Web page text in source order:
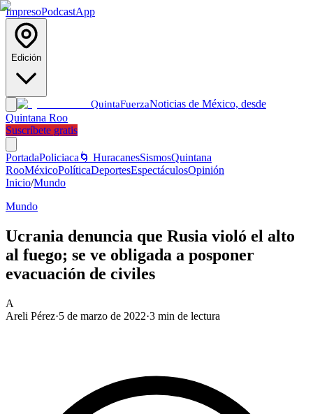
ImpresoPodcastApp
Edición
QuintaFuerzaNoticias de México, desde
Quintana Roo
Suscríbete gratis
PortadaPoliciaca 🌀 HuracanesSismosQuintana
RooMéxicoPolíticaDeportesEspectáculosOpinión
Inicio/Mundo
Mundo
Ucrania denuncia que Rusia violó el alto
al fuego; se ve obligada a posponer
evacuación de civiles
A
Areli Pérez·5 de marzo de 2022·3 min de lectura